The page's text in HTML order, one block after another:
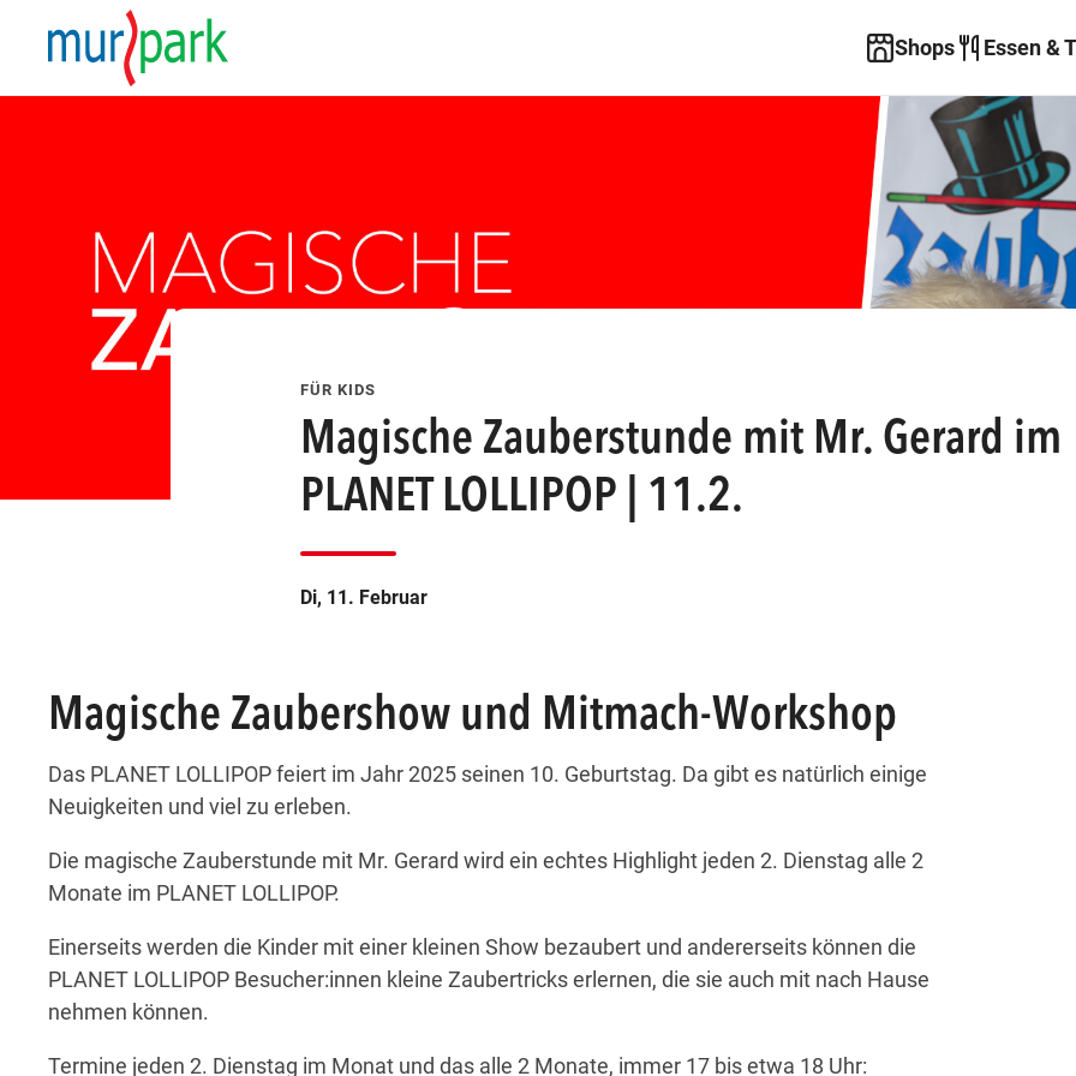
Shops Essen &
FÜR KIDS
Magische Zauberstunde mit Mr. Gerard im
PLANET LOLLIPOP | 11.2.
Di, 11. Februar
Magische Zaubershow und Mitmach-Workshop
Das PLANET LOLLIPOP feiert im Jahr 2025 seinen 10. Geburtstag. Da gibt es natürlich einige
Neuigkeiten und viel zu erleben.
Die magische Zauberstunde mit Mr. Gerard wird ein echtes Highlight jeden 2. Dienstag alle 2
Monate im PLANET LOLLIPOP.
Einerseits werden die Kinder mit einer kleinen Show bezaubert und andererseits können die
PLANET LOLLIPOP Besucher:innen kleine Zaubertricks erlernen, die sie auch mit nach Hause
nehmen können.
Termine jeden 2. Dienstag im Monat und das alle 2 Monate, immer 17 bis etwa 18 Uhr:
Tag finden Veranstaltungen statt
Tag finden Veranstaltungen statt
statt statt
Veranstaltungen statt
Tag finden Veranstaltungen statt